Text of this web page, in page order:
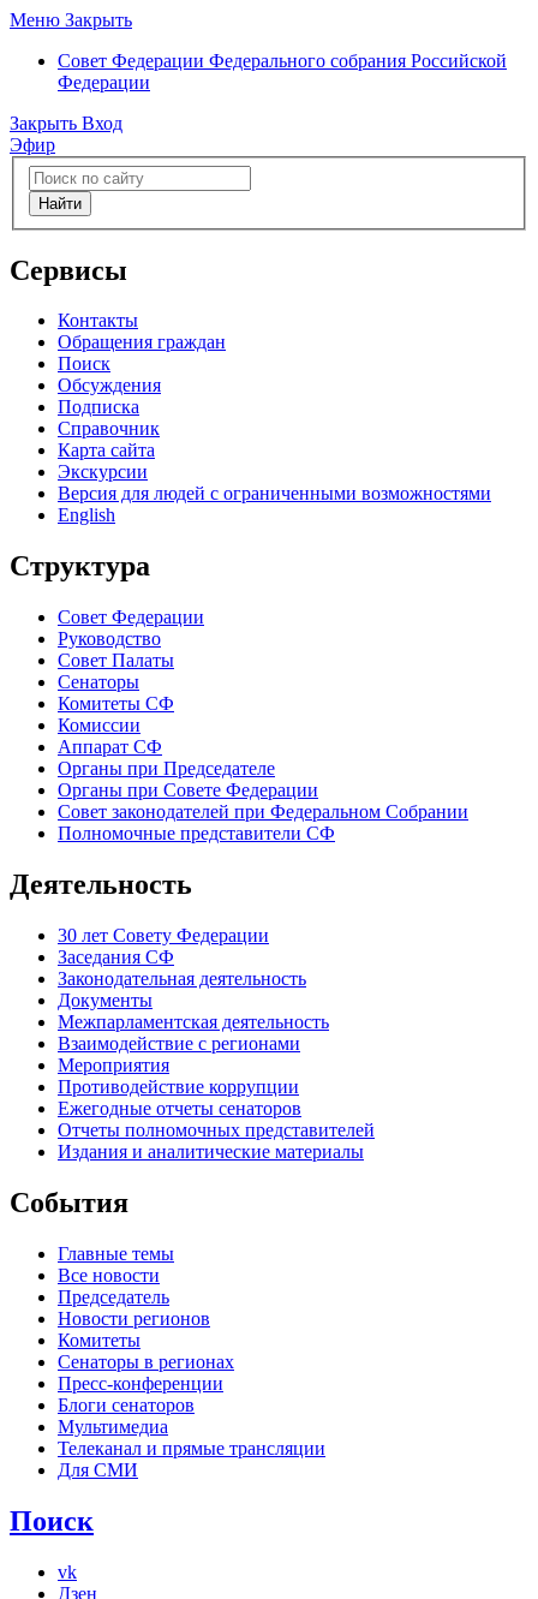
Меню Закрыть
Совет Федерации Федерального собрания Российской
Федерации
Закрыть Вход
Эфир
Найти
Сервисы
Контакты
Обращения граждан
Поиск
Обсуждения
Подписка
Справочник
Карта сайта
Экскурсии
Версия для людей с ограниченными возможностями
English
Структура
Совет Федерации
Руководство
Совет Палаты
Сенаторы
Комитеты СФ
Комиссии
Аппарат СФ
Органы при Председателе
Органы при Совете Федерации
Совет законодателей при Федеральном Собрании
Полномочные представители СФ
Деятельность
30 лет Совету Федерации
Заседания СФ
Законодательная деятельность
Документы
Межпарламентская деятельность
Взаимодействие с регионами
Мероприятия
Противодействие коррупции
Ежегодные отчеты сенаторов
Отчеты полномочных представителей
Издания и аналитические материалы
События
Главные темы
Все новости
Председатель
Новости регионов
Комитеты
Сенаторы в регионах
Пресс-конференции
Блоги сенаторов
Мультимедиа
Телеканал и прямые трансляции
Для СМИ
Поиск
vk
Дзен